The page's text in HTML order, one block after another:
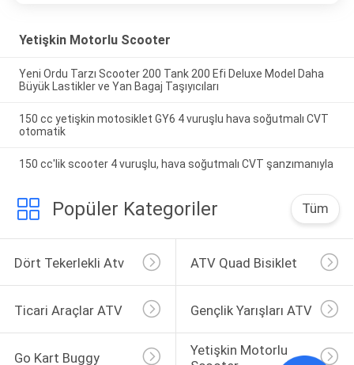
Yetişkin Motorlu Scooter
Yeni Ordu Tarzı Scooter 200 Tank 200 Efi Deluxe Model Daha
Büyük Lastikler ve Yan Bagaj Taşıyıcıları
150 cc yetişkin motosiklet GY6 4 vuruşlu hava soğutmalı CVT
otomatik
150 cc'lik scooter 4 vuruşlu, hava soğutmalı CVT şanzımanıyla
Popüler Kategoriler Tüm
Dört Tekerlekli Atv ATV Quad Bisiklet
Ticari Araçlar ATV Gençlik Yarışları ATV
Go Kart Buggy
Yetişkin Motorlu